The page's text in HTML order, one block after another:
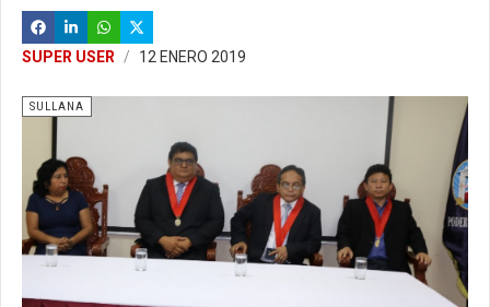
SUPER USER 12 ENERO 2019
SULLANA